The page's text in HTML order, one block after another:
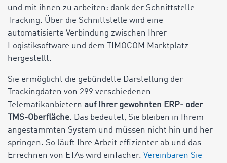
und mit ihnen zu arbeiten: dank der Schnittstelle
Tracking. Über die Schnittstelle wird eine
automatisierte Verbindung zwischen Ihrer
Logistiksoftware und dem TIMOCOM Marktplatz
hergestellt.
Sie ermöglicht die gebündelte Darstellung der
Trackingdaten von 299 verschiedenen
Telematikanbietern auf Ihrer gewohnten ERP- oder
TMS-Oberfläche. Das bedeutet, Sie bleiben in Ihrem
angestammten System und müssen nicht hin und her
springen. So läuft Ihre Arbeit effizienter ab und das
Errechnen von ETAs wird einfacher. Vereinbaren Sie